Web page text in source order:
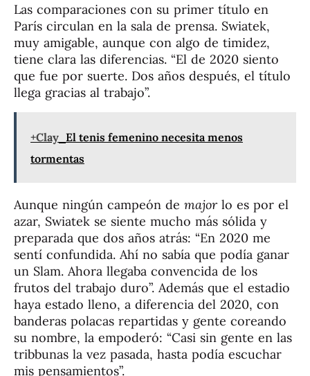
Las comparaciones con su primer título en
París circulan en la sala de prensa. Swiatek,
muy amigable, aunque con algo de timidez,
tiene clara las diferencias. “El de 2020 siento
que fue por suerte. Dos años después, el título
llega gracias al trabajo”.
+Clay El tenis femenino necesita menos
tormentas
Aunque ningún campeón de majorlo es por el
azar, Swiatek se siente mucho más sólida y
preparada que dos años atrás: “En 2020 me
sentí confundida. Ahí no sabía que podía ganar
un Slam. Ahora llegaba convencida de los
frutos del trabajo duro”. Además que el estadio
haya estado lleno, a diferencia del 2020, con
banderas polacas repartidas y gente coreando
su nombre, la empoderó: “Casi sin gente en las
tribbunas la vez pasada, hasta podía escuchar
mis pensamientos”.